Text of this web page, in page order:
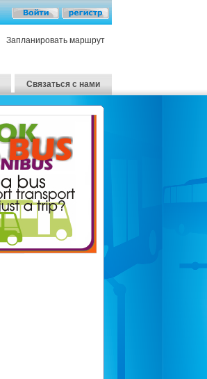
Запланировать маршрут
Связаться с нами